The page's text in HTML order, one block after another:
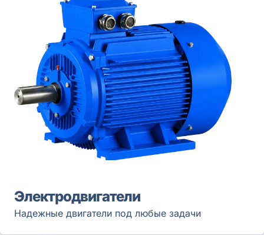
Электродвигатели
Надежные двигатели под любые задачи